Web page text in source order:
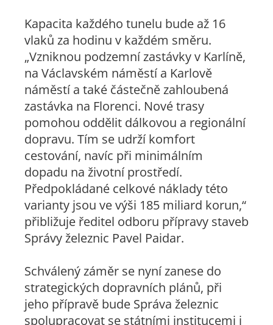
Kapacita každého tunelu bude až 16
vlaků za hodinu v každém směru.
„Vzniknou podzemní zastávky v Karlíně,
na Václavském náměstí a Karlově
náměstí a také částečně zahloubená
zastávka na Florenci. Nové trasy
pomohou oddělit dálkovou a regionální
dopravu. Tím se udrží komfort
cestování, navíc při minimálním
dopadu na životní prostředí.
Předpokládané celkové náklady této
varianty jsou ve výši 185 miliard korun,“
přibližuje ředitel odboru přípravy staveb
Správy železnic Pavel Paidar.
Schválený záměr se nyní zanese do
strategických dopravních plánů, při
jeho přípravě bude Správa železnic
spolupracovat se státními institucemi i